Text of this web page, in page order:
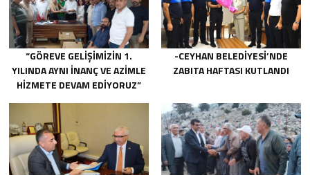
“GÖREVE GELIŞIMIZIN 1.
YILINDA AYNI INANÇ VE AZIMLE
HIZMETE DEVAM EDIYORUZ”
-CEYHAN BELEDIYESI’NDE
ZABITA HAFTASI KUTLANDI